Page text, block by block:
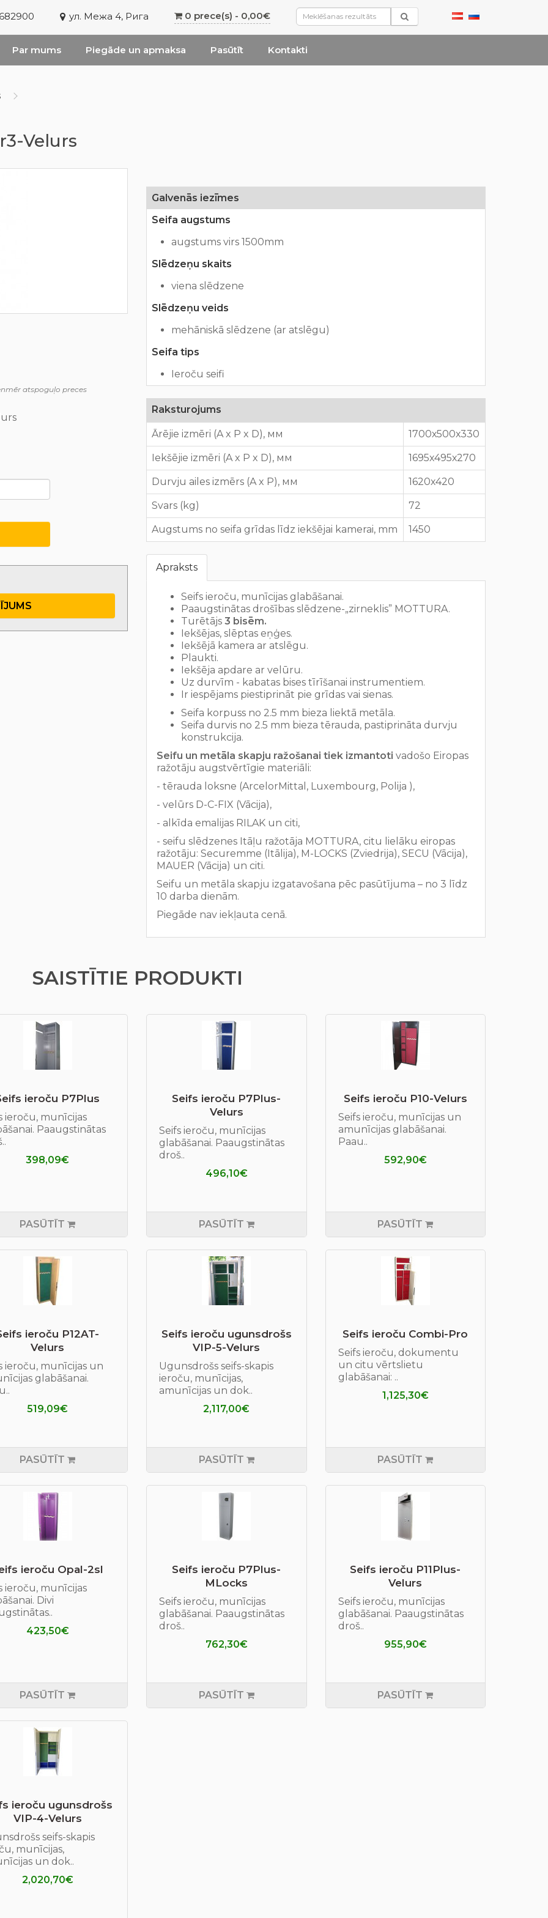
ул. Межа 4, Рига 0 prece(s) - 0,00€
Par mums Piegāde un apmaksa Pasūtīt Kontakti
Velurs
atspoguļo preces
Galvenās iezīmes
Seifa augstums
augstums virs 1500mm
Slēdzeņu skaits
viena slēdzene
Slēdzeņu veids
mehāniskā slēdzene (ar atslēgu)
Seifa tips
Ieroču seifi
Raksturojums
Ārējie izmēri (A x P x D), мм 1700х500х330
Iekšējie izmēri (A x P x D), мм 1695х495х270
Durvju ailes izmērs (A x P), мм 1620х420
Svars (kg) 72
Augstums no seifa grīdas līdz iekšējai kamerai, mm 1450
Apraksts
Seifs ieroču, munīcijas glabāšanai.
Paaugstinātas drošības slēdzene-„zirneklis” MOTTURA.
Turētājs 3 bisēm.
Iekšējas, slēptas eņģes.
Iekšējā kamera ar atslēgu.
Plaukti.
Iekšēja apdare ar velūru.
Uz durvīm - kabatas bises tīrīšanai instrumentiem.
Ir iespējams piestiprināt pie grīdas vai sienas.
Seifa korpuss no 2.5 mm bieza liektā metāla.
Seifa durvis no 2.5 mm bieza tērauda, pastiprināta durvju
konstrukcija.
Seifu un metāla skapju ražošanai tiek izmantoti vadošo Eiropas
ražotāju augstvērtīgie materiāli:
- tērauda loksne (ArcelorMittal, Luxembourg, Polija ),
- velūrs D-C-FIX (Vācija),
- alkīda emalijas RILAK un citi,
- seifu slēdzenes Itāļu ražotāja MOTTURA, citu lielāku eiropas
ražotāju: Securemme (Itālija), M-LOCKS (Zviedrija), SECU (Vācija),
MAUER (Vācija) un citi.
Seifu un metāla skapju izgatavošana pēc pasūtījuma – no 3 līdz
10 darba dienām.
Piegāde nav iekļauta cenā.
SAISTĪTIE PRODUKTI
ieroču P7Plus
ieroču, munīcijas
Paaugstinātas
398,09€
PASŪTĪT
Seifs ieroču P7Plus-
Velurs
Seifs ieroču, munīcijas
glabāšanai. Paaugstinātas
droš..
496,10€
PASŪTĪT
Seifs ieroču P10-Velurs
Seifs ieroču, munīcijas un
amunīcijas glabāšanai.
Paau..
592,90€
PASŪTĪT
ieroču P12AT-
Velurs
ieroču, munīcijas un
glabāšanai.
519,09€
PASŪTĪT
Seifs ieroču ugunsdrošs
VIP-5-Velurs
Ugunsdrošs seifs-skapis
ieroču, munīcijas,
amunīcijas un dok..
2,117,00€
PASŪTĪT
Seifs ieroču Combi-Pro
Seifs ieroču, dokumentu
un citu vērtslietu
glabāšanai: ..
1,125,30€
PASŪTĪT
ieroču Opal-2sl
ieroču, munīcijas
Divi
423,50€
PASŪTĪT
Seifs ieroču P7Plus-
MLocks
Seifs ieroču, munīcijas
glabāšanai. Paaugstinātas
droš..
762,30€
PASŪTĪT
Seifs ieroču P11Plus-
Velurs
Seifs ieroču, munīcijas
glabāšanai. Paaugstinātas
droš..
955,90€
PASŪTĪT
ieroču ugunsdrošs
VIP-4-Velurs
seifs-skapis
munīcijas,
un dok..
2,020,70€